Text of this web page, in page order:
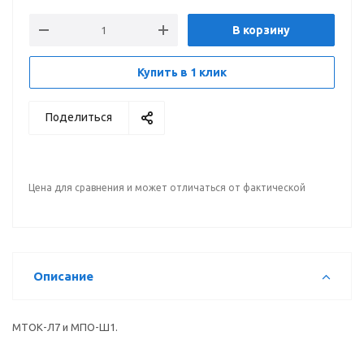
В корзину
Купить в 1 клик
Поделиться
Цена для сравнения и может отличаться от фактической
Описание
МТОК-Л7 и МПО-Ш1.